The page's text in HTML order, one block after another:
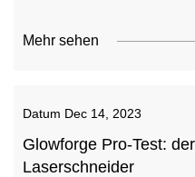
Mehr sehen
Datum Dec 14, 2023
Glowforge Pro-Test:
Laserschneider